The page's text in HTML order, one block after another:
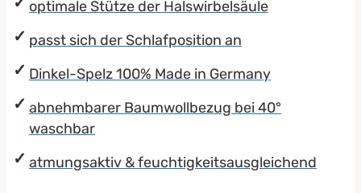
optimale Stütze der Halswirbelsäule
passt sich der Schlafposition an
Dinkel-Spelz 100% Made in Germany
abnehmbarer Baumwollbezug bei 40°
waschbar
atmungsaktiv & feuchtigkeitsausgleichend